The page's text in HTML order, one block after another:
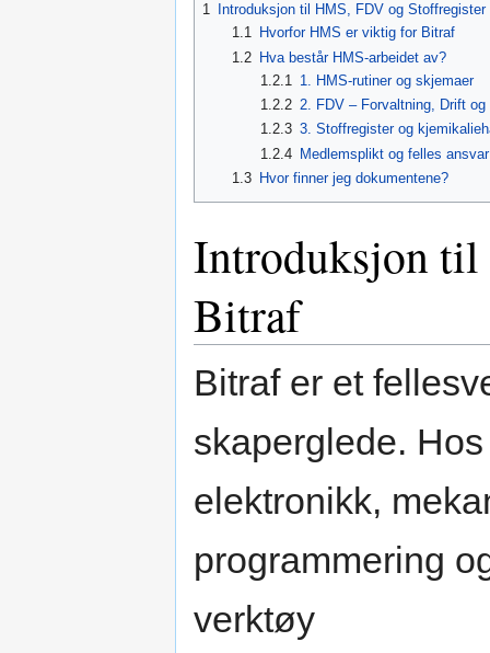
1
Introduksjon til HMS, FDV og
1.1
Hvorfor HMS er viktig for Bitraf
1.2
Hva består HMS-arbeidet av?
1.2.1
1. HMS-rutiner og skjemaer
1.2.2 2. FDV – Forvaltning, Drift og
1.2.3 3. Stoffregister og
1.2.4 Medlemsplikt og felles ansvar
1.3
Hvor finner jeg dokumentene?
Introduksjon til
Bitraf
Bitraf er et
skaperglede.
elektronikk,
programmering
verktøy